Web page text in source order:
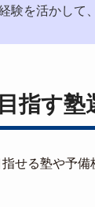
験を活かして
指す塾
せる塾や予